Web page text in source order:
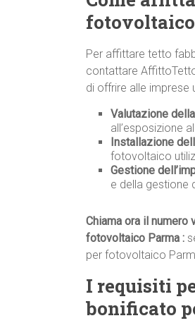
Per affittare tetto
contattare
di offrire alle imprese
Valutazione
all’esposizione
Installazione
fotovoltaico
Gestione
e della gestione
Chiama ora il numero
fotovoltaico Parma :
per fotovoltaico
I requisiti
bonificato